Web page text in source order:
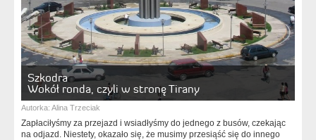
Szkodra
Wokół ronda, czyli w stronę Tirany
Autorka: Alina Trzeciak
Zapłaciłyśmy za przejazd i wsiadłyśmy do jednego z busów, czekając
na odjazd. Niestety, okazało się, że musimy przesiąść się do innego